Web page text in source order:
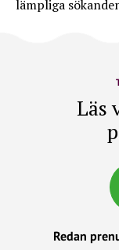
lämpliga
Läs
Redan